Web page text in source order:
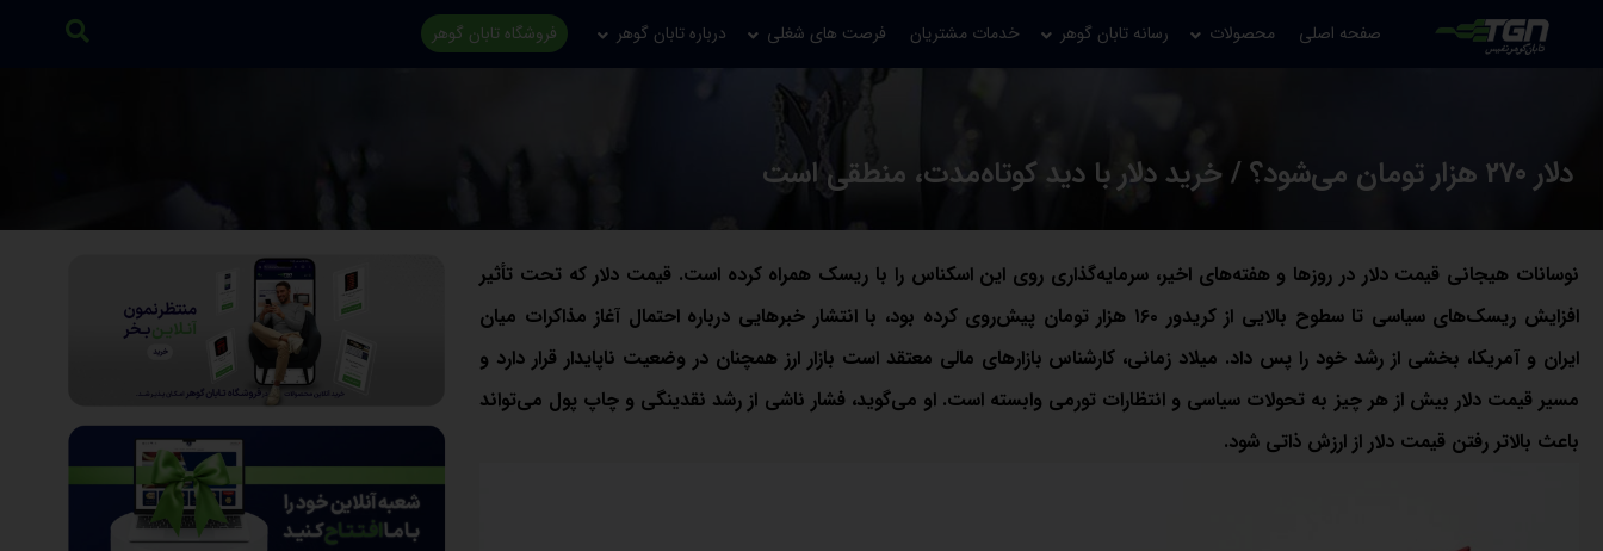
صفحه اصلی محصولات رسانه تابان گوهر خدمات مشتریان فرصت های شغلی درباره تابان گوهر فروشگاه تابان گوهر
دلار 270 هزار تومان می‌شود؟ / خرید دلار با دید کوتاه‌مدت، منطقی است
نوسانات هیجانی قیمت دلار در روزها و هفته‌های اخیر، سرمایه‌گذاری روی این اسکناس را با ریسک همراه کرده است. قیمت دلار که تحت‌ تأثیر
افزایش ریسک‌های سیاسی تا سطوح بالایی از کریدور ۱۶۰ هزار تومان پیش‌روی کرده بود، با انتشار خبرهایی درباره احتمال آغاز مذاکرات میان
ایران و آمریکا، بخشی از رشد خود را پس داد. میلاد زمانی، کارشناس بازارهای مالی معتقد است بازار ارز همچنان در وضعیت ناپایدار قرار دارد و
مسیر قیمت دلار بیش از هر چیز به تحولات سیاسی و انتظارات تورمی وابسته است. او می‌گوید، فشار ناشی از رشد نقدینگی و چاپ پول می‌تواند
باعث بالاتر رفتن قیمت دلار از ارزش ذاتی شود.